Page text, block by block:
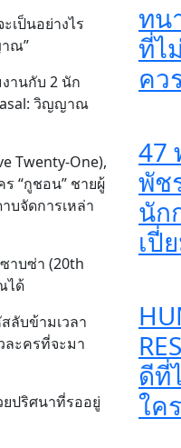
เป็นอย่างไร
ณ”
านกับ 2 นัก
วิญญาณ
Twenty-One),
“กูชอน” ชายผู้
บจัดการเหล่า
าบซ่า (20th
ได้
ลับข้ามเวลา
ละครที่จะมา
ปริศนาที่รออยู่
ทน
ที่ไ
คว
47
พัช
นัก
เปี่
ดีที่
ใค